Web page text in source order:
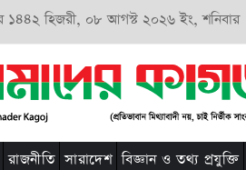
হিজরী, ০৮ আগস্ট ২০২৬ ইং, শনিবার
রাজনীতি সারাদেশ বিজ্ঞান ও তথ্য প্রযুক্তি